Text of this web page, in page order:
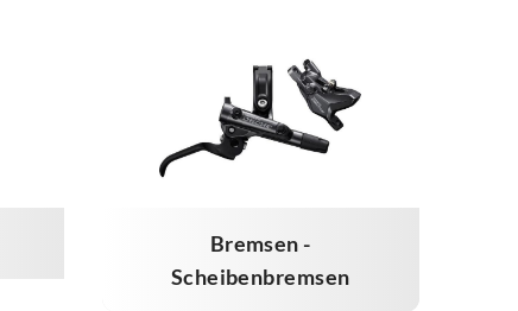
Bremsen -
Scheibenbremsen